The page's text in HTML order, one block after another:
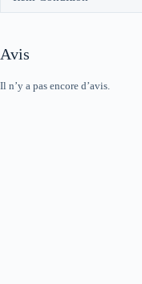
Avis
Il n’y a pas encore d’avis.